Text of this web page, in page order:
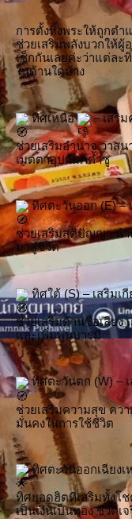
การตั้งหิ้งพระให้ถูกต
ช่วยเสริมพลังบวกให้ผู้
เช็กกันเลยค่ะว่าแต่ละ
ในด้านใดบ้าง
ทิศเหนือ – เสริม
ช่วยเสริมอำนาจ วาส
เมตตาอุปถัมภ์ค้ำชู
ทิศตะวันออก (E) –
ช่วยเสริมสติปัญญา นำ
มาสู่ชีวิต
ทิศใต้ (S) – เสริมเ
ช่วยเสริมด้านชื่อเสียง
และเพิ่มพูนบารมี
ทิศตะวันตก (W) –
ช่วยเสริมความสุข คว
มั่นคงในการใช้ชีวิต
ทิศตะวันออกเฉียงเ
ทิศยอดฮิตที่เสริมทั้งโช
เป็นเงินเป็นทอง ชีวิตเ